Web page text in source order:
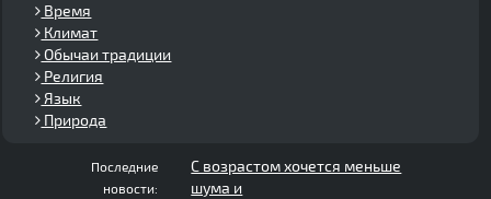
Время
Климат
Обычаи традиции
Религия
Язык
Природа
Последние
новости:
С возрастом хочется меньше
шума и